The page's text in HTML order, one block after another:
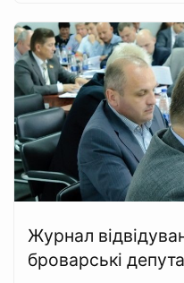
Журнал
броварські